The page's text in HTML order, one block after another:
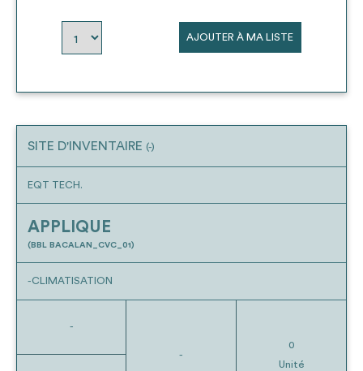
AJOUTER À MA LISTE
SITE D'INVENTAIRE (-)
EQT TECH.
APPLIQUE
(BBL BACALAN_CVC_01)
-CLIMATISATION
-
-
0
Unité